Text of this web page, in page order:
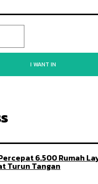
I WANT IN
6.500 Rumah
Turun Tangan